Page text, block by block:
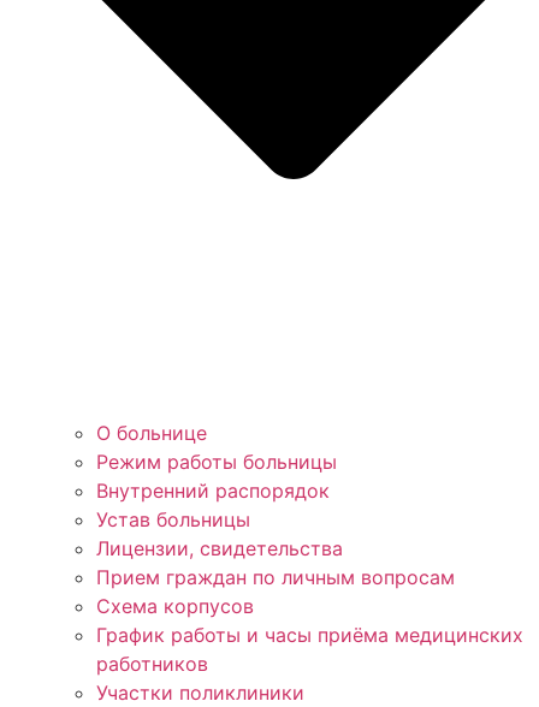
О больнице
Режим работы больницы
Внутренний распорядок
Устав больницы
Лицензии, свидетельства
Прием граждан по личным вопросам
Схема корпусов
График работы и часы приёма медицинских
работников
Участки поликлиники